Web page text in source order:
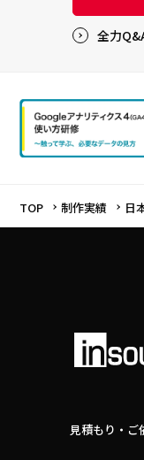
全力
TOP 制作実績 日
見積もり・ご